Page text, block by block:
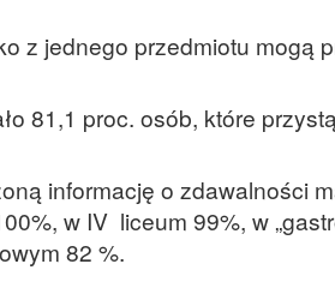
z jednego przedmiotu
81,1 proc. osób, które
informację o zdawalności
w IV liceum 99%, w
82 %.